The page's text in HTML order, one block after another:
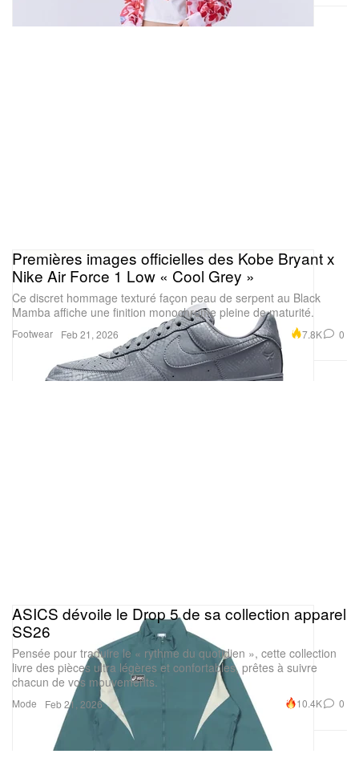
Footwear
Premières images officielles des Kobe Bryant x
Nike Air Force 1 Low « Cool Grey »
Ce discret hommage texturé façon peau de serpent au Black
Mamba affiche une finition monochrome pleine de maturité.
Feb 21, 2026 7.8K 0
Mode
ASICS dévoile le Drop 5 de sa collection apparel
SS26
Pensée pour traduire le « rythme du quotidien », cette collection
livre des pièces ultra légères et confortables, prêtes à suivre
chacun de vos mouvements.
Feb 21, 2026 10.4K 0